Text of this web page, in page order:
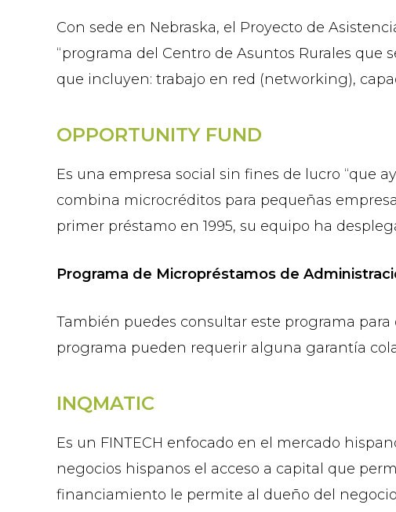
Con sede en Nebraska, el Proyecto de
“programa del Centro de Asuntos Rurales que
que incluyen: trabajo en red (networking),
OPPORTUNITY FUND
Es una empresa social sin fines de lucro “que
combina microcréditos para pequeñas
primer préstamo en 1995, su equipo ha
Programa de Micropréstamos de
También puedes consultar este programa
programa pueden requerir alguna garantía
INQMATIC
Es un FINTECH enfocado en el mercado
negocios hispanos el acceso a capital que
financiamiento le permite al dueño del